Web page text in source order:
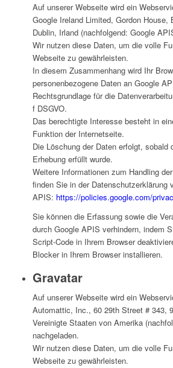
Auf unserer Webseite wird ein
Google Ireland Limited, Gordon House,
Dublin, Irland (nachfolgend: Google
Wir nutzen diese Daten, um die volle
Webseite zu gewährleisten.
In diesem Zusammenhang wird Ihr
personenbezogene Daten an Google
Rechtsgrundlage für die
f DSGVO.
Das berechtigte Interesse besteht in
Funktion der Internetseite.
Die Löschung der Daten erfolgt, sobald
Erhebung erfüllt wurde.
Weitere Informationen zum Handling
finden Sie in der Datenschutzerklärung
APIS: https://policies.google.com/
Sie können die Erfassung sowie die
durch Google APIS verhindern, indem
Script-Code in Ihrem Browser
Blocker in Ihrem Browser installieren.
Gravatar
Auf unserer Webseite wird ein
Automattic, Inc., 60 29th Street # 343,
Vereinigte Staaten von Amerika
nachgeladen.
Wir nutzen diese Daten, um die volle
Webseite zu gewährleisten.